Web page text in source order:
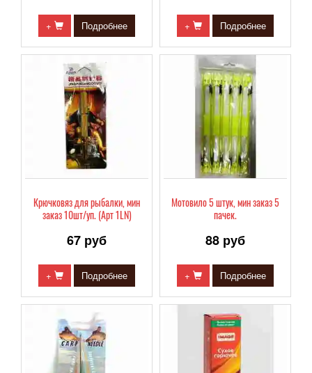
+ Подробнее + Подробнее
Крючковяз для рыбалки, мин
заказ 10шт/уп. (Арт 1LN)
67 руб
+ Подробнее
Мотовило 5 штук, мин заказ 5
пачек.
88 руб
+ Подробнее